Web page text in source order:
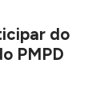
do
PMPD